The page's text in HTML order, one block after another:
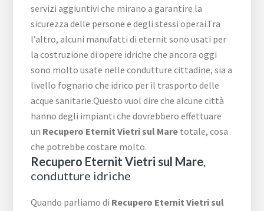
servizi aggiuntivi che mirano a garantire la
sicurezza delle persone e degli stessi operai.Tra
l’altro, alcuni manufatti di eternit sono usati per
la costruzione di opere idriche che ancora oggi
sono molto usate nelle condutture cittadine, sia a
livello fognario che idrico per il trasporto delle
acque sanitarie.Questo vuol dire che alcune città
hanno degli impianti che dovrebbero effettuare
un Recupero Eternit Vietri sul Mare totale, cosa
che potrebbe costare molto.
Recupero Eternit Vietri sul Mare,
condutture idriche
Quando parliamo di Recupero Eternit Vietri sul